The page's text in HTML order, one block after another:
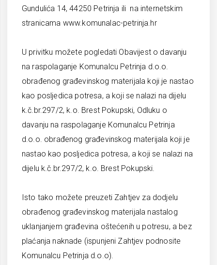
Gundulića 14, 44250 Petrinja ili na internetskim
stranicama www.komunalac-petrinja.hr
U privitku možete pogledati Obavijest o davanju
na raspolaganje Komunalcu Petrinja d.o.o.
obrađenog građevinskog materijala koji je nastao
kao posljedica potresa, a koji se nalazi na dijelu
k.č.br.297/2, k.o. Brest Pokupski, Odluku o
davanju na raspolaganje Komunalcu Petrinja
d.o.o. obrađenog građevinskog materijala koji je
nastao kao posljedica potresa, a koji se nalazi na
dijelu k.č.br.297/2, k.o. Brest Pokupski.
Isto tako možete preuzeti Zahtjev za dodjelu
obrađenog građevinskog materijala nastalog
uklanjanjem građevina oštećenih u potresu, a bez
plaćanja naknade (ispunjeni Zahtjev podnosite
Komunalcu Petrinja d.o.o).